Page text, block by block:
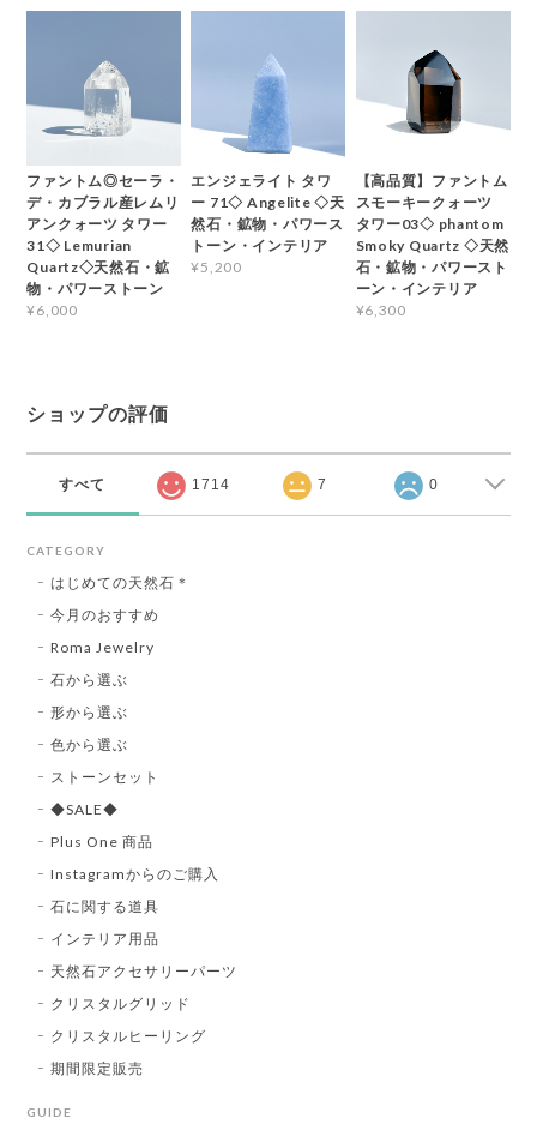
ファントム◎セーラ・
デ・カブラル産レムリ
アンクォーツ タワー
31◇ Lemurian
Quartz◇天然石・鉱
物・パワーストーン
¥6,000
エンジェライト タワ
ー 71◇ Angelite ◇天
然石・鉱物・パワース
トーン・インテリア
¥5,200
【高品質】ファントム
スモーキークォーツ
タワー03◇ phantom
Smoky Quartz ◇天然
石・鉱物・パワースト
ーン・インテリア
¥6,300
ショップの評価
すべて 1714 7 0
CATEGORY
はじめての天然石＊
今月のおすすめ
Roma Jewelry
石から選ぶ
形から選ぶ
色から選ぶ
ストーンセット
◆SALE◆
Plus One 商品
Instagramからのご購入
石に関する道具
インテリア用品
天然石アクセサリーパーツ
クリスタルグリッド
クリスタルヒーリング
期間限定販売
GUIDE